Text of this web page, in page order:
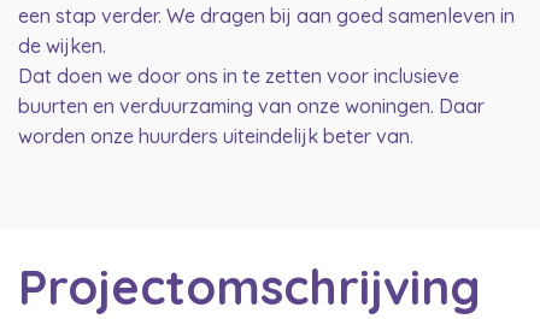
een stap verder. We dragen bij aan goed samenleven in
de wijken.
Dat doen we door ons in te zetten voor inclusieve
buurten en verduurzaming van onze woningen. Daar
worden onze huurders uiteindelijk beter van.
Projectomschrijving